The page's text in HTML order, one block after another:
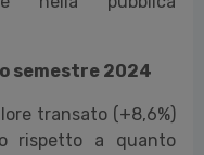
semestre 2024
transato (+8,6%)
rispetto a quanto